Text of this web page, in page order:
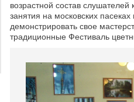
возрастной состав
занятия на московских
демонстрировать свое
традиционные Фестиваль